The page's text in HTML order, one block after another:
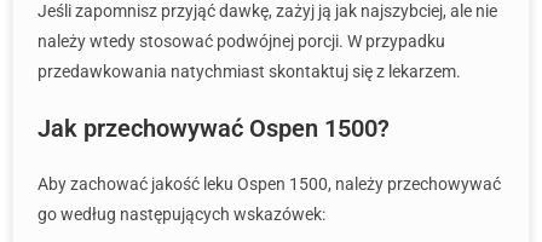
Jeśli zapomnisz przyjąć dawkę, zażyj ją jak najszybciej, ale nie
należy wtedy stosować podwójnej porcji. W przypadku
przedawkowania natychmiast skontaktuj się z lekarzem.
Jak przechowywać Ospen 1500?
Aby zachować jakość leku Ospen 1500, należy przechowywać
go według następujących wskazówek: